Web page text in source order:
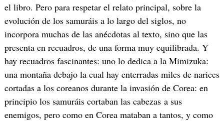
el libro. Pero para respetar el relato principal, sobre la
evolución de los samuráis a lo largo del siglos, no
incorpora muchas de las anécdotas al texto, sino que las
presenta en recuadros, de una forma muy equilibrada. Y
hay recuadros fascinantes: uno lo dedica a la Mimizuka:
una montaña debajo la cual hay enterradas miles de narices
cortadas a los coreanos durante la invasión de Corea: en
principio los samuráis cortaban las cabezas a sus
enemigos, pero como en Corea mataban a tantos, y como